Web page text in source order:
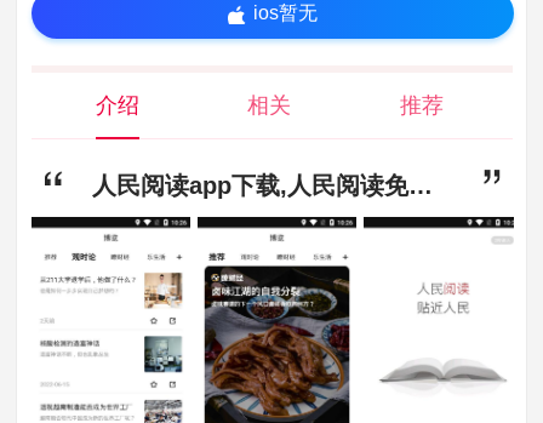
ios暂无
介绍 相关 推荐
人民阅读app下载,人民阅读免费版官方下载v2.4.1